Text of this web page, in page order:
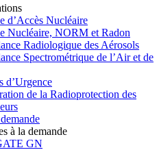
d’Accès Nucléaire
Nucléaire, NORM et Radon
Radiologique des Aérosols
Spectrométrique de l’Air et de
d’Urgence
de la Radioprotection des
à la demande
GN